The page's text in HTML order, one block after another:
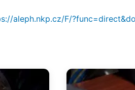
aleph.nkp.cz/F/